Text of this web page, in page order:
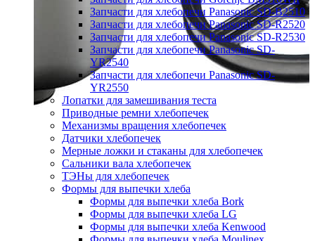
Запчасти для хлебопечи Panasonic SD-B2510
Запчасти для хлебопечи Panasonic SD-R2520
Запчасти для хлебопечи Panasonic SD-R2530
Запчасти для хлебопечи Panasonic SD-
YR2540
Запчасти для хлебопечи Panasonic SD-
YR2550
Лопатки для замешивания теста
Приводные ремни хлебопечек
Механизмы вращения хлебопечек
Датчики хлебопечек
Мерные ложки и стаканы для хлебопечек
Сальники вала хлебопечек
ТЭНы для хлебопечек
Формы для выпечки хлеба
Формы для выпечки хлеба Bork
Формы для выпечки хлеба LG
Формы для выпечки хлеба Kenwood